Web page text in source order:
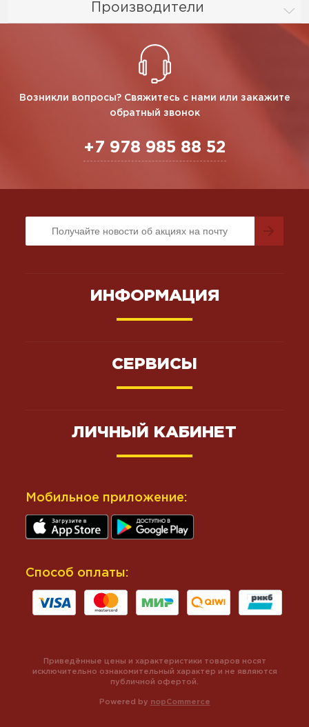
Производители
Возникли вопросы? Свяжитесь с нами или закажите
обратный звонок
+7 978 985 88 52
ИНФОРМАЦИЯ
СЕРВИСЫ
ЛИЧНЫЙ КАБИНЕТ
Мобильное приложение:
Способ оплаты:
Powered by nopCommerce
Приведённые цены и характеристики товаров носят
исключительно ознакомительный характер и не являются
публичной офертой.